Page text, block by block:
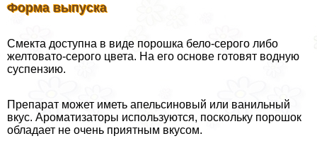
Форма выпуска
Смекта доступна в виде порошка бело-серого либо
желтовато-серого цвета. На его основе готовят водную
суспензию.
Препарат может иметь апельсиновый или ванильный
вкус. Ароматизаторы используются, поскольку порошок
обладает не очень приятным вкусом.